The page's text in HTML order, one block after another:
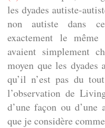
les dyades autiste-
non autiste dans
exactement le
avaient simplement
moyen que les dyades
qu’il n’est pas du
l’observation de
d’une façon ou
que je considère